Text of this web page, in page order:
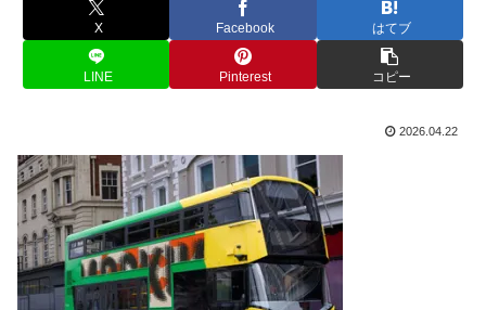
X Facebook はてブ
LINE Pinterest コピー
2026.04.22